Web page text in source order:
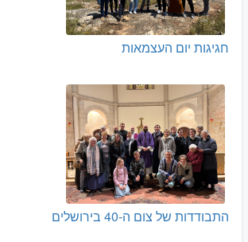
חגיגות יום העצמאות
התבודדות של צום ה-40 בירושלים